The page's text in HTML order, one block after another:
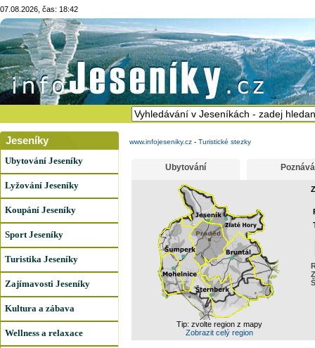
07.08.2026, čas: 18:42
Jeseníky
Ubytování Jeseníky
Lyžování Jeseníky
Koupání Jeseníky
Sport Jeseníky
Turistika Jeseníky
Zajímavosti Jeseníky
Kultura a zábava
Wellness a relaxace
www.infojeseniky.cz - Turistické stezky
Ubytování
Tip: zvolte region z mapy
Zobrazit celý region